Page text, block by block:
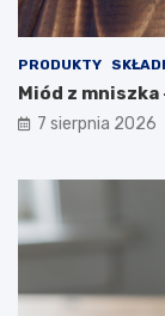
w
i
n
y
y
k
e
t
g
n
c
z
e
PRODUKTY
Miód z
7 sierpnia 2026